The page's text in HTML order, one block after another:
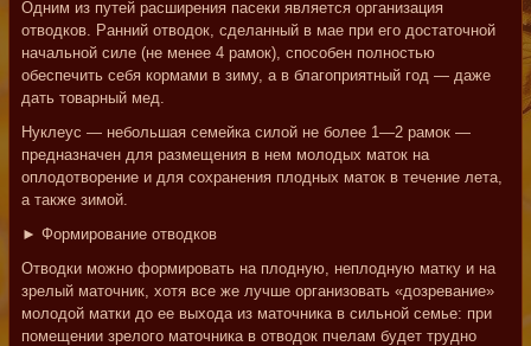
Одним из путей расширения пасеки является организация
отводков. Ранний отводок, сделанный в мае при его достаточной
начальной силе (не менее 4 рамок), способен полностью
обеспечить себя кормами в зиму, а в благоприятный год — даже
дать товарный мед.
Нуклеус — небольшая семейка силой не более 1—2 рамок —
предназначен для размещения в нем молодых маток на
оплодотворение и для сохранения плодных маток в течение лета,
а также зимой.
► Формирование отводков
Отводки можно формировать на плодную, неплодную матку и на
зрелый маточник, хотя все же лучше организовать «дозревание»
молодой матки до ее выхода из маточника в сильной семье: при
помещении зрелого маточника в отводок пчелам будет трудно